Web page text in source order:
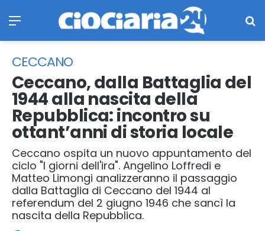
CECCANO
Ceccano, dalla Battaglia del
1944 alla nascita della
Repubblica: incontro su
ottant’anni di storia locale
Ceccano ospita un nuovo appuntamento del
ciclo "I giorni dell'ira". Angelino Loffredi e
Matteo Limongi analizzeranno il passaggio
dalla Battaglia di Ceccano del 1944 al
referendum del 2 giugno 1946 che sancì la
nascita della Repubblica.